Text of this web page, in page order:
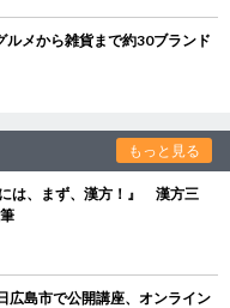
メから雑貨まで約30ブランド
もっと見る
は、まず、漢方！』 漢方三
島市で公開講座、オンライン